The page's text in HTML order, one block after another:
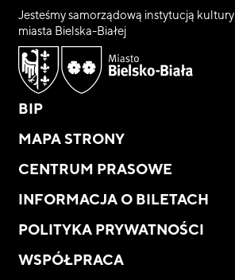
Jesteśmy samorządową instytucją kultury
miasta Bielska-Białej
BIP
MAPA STRONY
CENTRUM PRASOWE
INFORMACJA O BILETACH
POLITYKA PRYWATNOŚCI
WSPÓŁPRACA